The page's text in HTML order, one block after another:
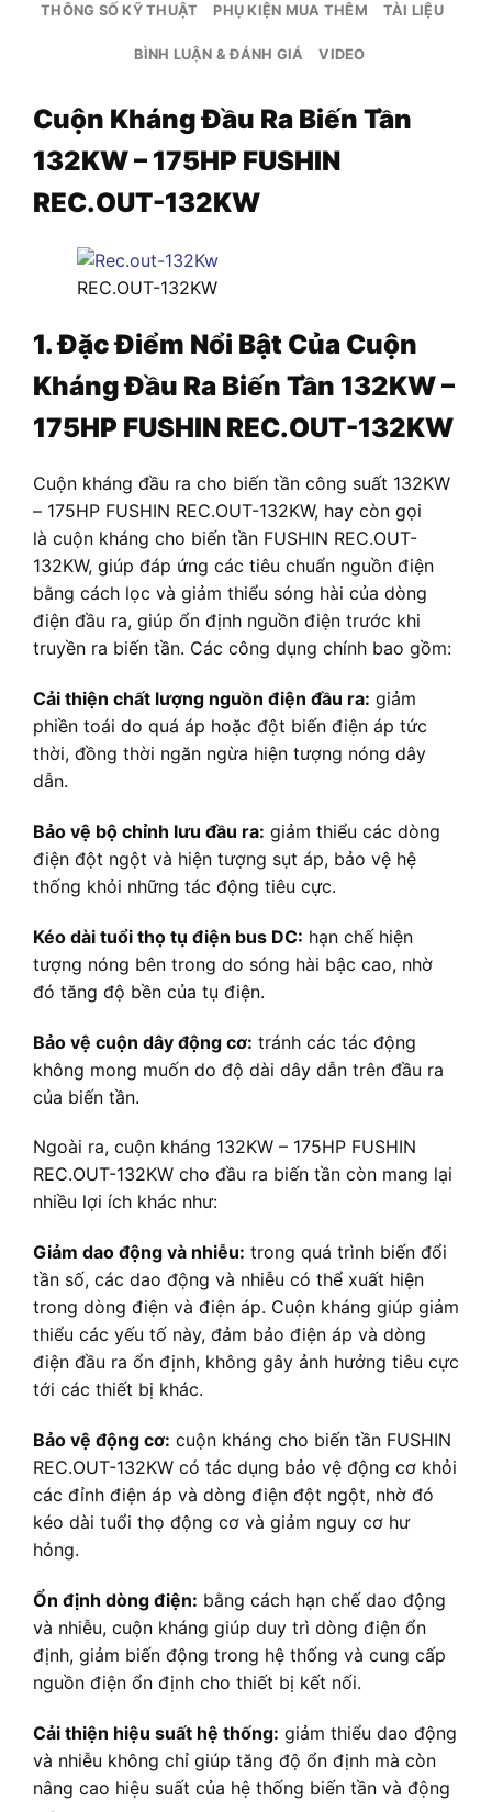
THÔNG SỐ KỸ THUẬT PHỤ KIỆN MUA THÊM TÀI LIỆU
BÌNH LUẬN & ĐÁNH GIÁ VIDEO
Cuộn Kháng Đầu Ra Biến Tần
132KW – 175HP FUSHIN
REC.OUT-132KW
REC.OUT-132KW
1. Đặc Điểm Nổi Bật Của Cuộn
Kháng Đầu Ra Biến Tần 132KW –
175HP FUSHIN REC.OUT-132KW
Cuộn kháng đầu ra cho biến tần công suất 132KW
– 175HP FUSHIN REC.OUT-132KW, hay còn gọi
là cuộn kháng cho biến tần FUSHIN REC.OUT-
132KW, giúp đáp ứng các tiêu chuẩn nguồn điện
bằng cách lọc và giảm thiểu sóng hài của dòng
điện đầu ra, giúp ổn định nguồn điện trước khi
truyền ra biến tần. Các công dụng chính bao gồm:
Cải thiện chất lượng nguồn điện đầu ra: giảm
phiền toái do quá áp hoặc đột biến điện áp tức
thời, đồng thời ngăn ngừa hiện tượng nóng dây
dẫn.
Bảo vệ bộ chỉnh lưu đầu ra: giảm thiểu các dòng
điện đột ngột và hiện tượng sụt áp, bảo vệ hệ
thống khỏi những tác động tiêu cực.
Kéo dài tuổi thọ tụ điện bus DC: hạn chế hiện
tượng nóng bên trong do sóng hài bậc cao, nhờ
đó tăng độ bền của tụ điện.
Bảo vệ cuộn dây động cơ: tránh các tác động
không mong muốn do độ dài dây dẫn trên đầu ra
của biến tần.
Ngoài ra, cuộn kháng 132KW – 175HP FUSHIN
REC.OUT-132KW cho đầu ra biến tần còn mang lại
nhiều lợi ích khác như:
Giảm dao động và nhiễu: trong quá trình biến đổi
tần số, các dao động và nhiễu có thể xuất hiện
trong dòng điện và điện áp. Cuộn kháng giúp giảm
thiểu các yếu tố này, đảm bảo điện áp và dòng
điện đầu ra ổn định, không gây ảnh hưởng tiêu cực
tới các thiết bị khác.
Bảo vệ động cơ: cuộn kháng cho biến tần FUSHIN
REC.OUT-132KW có tác dụng bảo vệ động cơ khỏi
các đỉnh điện áp và dòng điện đột ngột, nhờ đó
kéo dài tuổi thọ động cơ và giảm nguy cơ hư
hỏng.
Ổn định dòng điện: bằng cách hạn chế dao động
và nhiễu, cuộn kháng giúp duy trì dòng điện ổn
định, giảm biến động trong hệ thống và cung cấp
nguồn điện ổn định cho thiết bị kết nối.
Cải thiện hiệu suất hệ thống: giảm thiểu dao động
và nhiễu không chỉ giúp tăng độ ổn định mà còn
nâng cao hiệu suất của hệ thống biến tần và động